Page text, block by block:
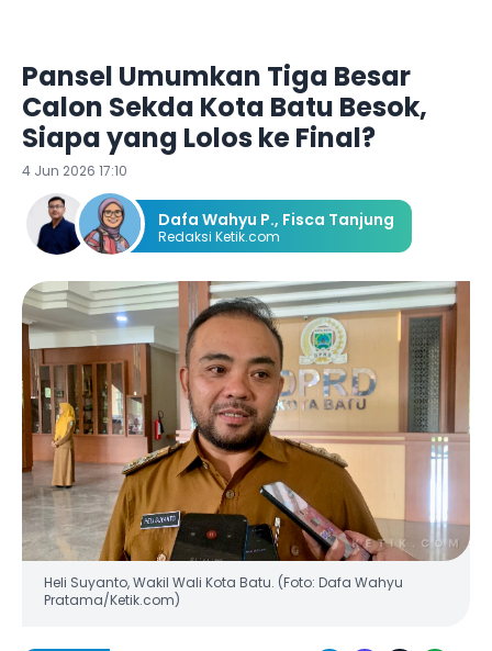
Pansel Umumkan Tiga Besar
Calon Sekda Kota Batu Besok,
Siapa yang Lolos ke Final?
4 Jun 2026 17:10
Dafa Wahyu P., Fisca Tanjung
Redaksi Ketik.com
Heli Suyanto, Wakil Wali Kota Batu. (Foto: Dafa Wahyu
Pratama/Ketik.com)